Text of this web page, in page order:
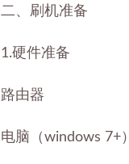
二、刷机准备
1.硬件准备
路由器
电脑（windows 7+）